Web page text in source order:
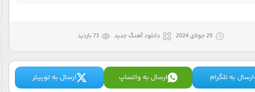
29 جولای 2024 دانلود آهنگ جدید 73 بازدید
ارسال به تلگرام ارسال به واتساپ ارسال به توییتر